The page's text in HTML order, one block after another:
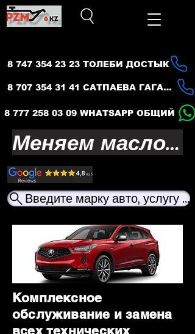
8 747 354 23 23 ТОЛЕБИ ДОСТЫК
8 707 354 31 41 САТПАЕВА ГАГАРИНА
8 777 258 03 09 WHATSAPP ОБЩИЙ
Введите марку авто, услугу
Меняем масло — продлеваем жизнь вашего авто
Комплексное
обслуживание и замена
всех технических